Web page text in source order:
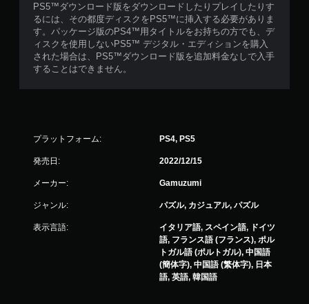
PS5™ダウンロード版をダウンロードしたりプレイしたりす
るには、その都度ディスクをPS5™に挿入する必要がありま
す。パッケージ版のPS4™用タイトルをお持ちの方でも、デ
ィスクを使用しないPS5™ デジタル・エディションを購入
された場合は、PS5™ダウンロード版を追加料金なしで入手
することはできません。
プラットフォーム: PS4, PS5
発売日: 2022/12/15
メーカー: Gamuzumi
ジャンル: パズル, カジュアル, パズル
表示言語:
イタリア語, スペイン語, ドイツ
語, フランス語 (フランス), ポル
トガル語 (ポルトガル), 中国語
(簡体字), 中国語 (繁体字), 日本
語, 英語, 韓国語